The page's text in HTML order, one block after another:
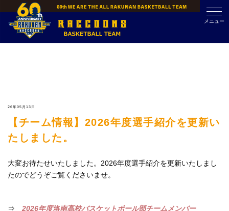
content
メニュー
26年05月13日
【チーム情報】2026年度選手紹介を更新い
たしました。
大変お待たせいたしました。2026年度選手紹介を更新いたしまし
たのでどうぞご覧くださいませ。
⇒ 2026年度洛南高校バスケットボール部チームメンバー